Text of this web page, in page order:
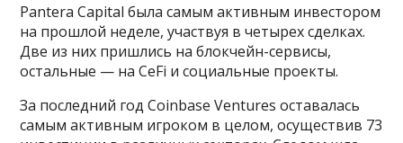
Pantera Capital была самым активным инвестором
на прошлой неделе, участвуя в четырех сделках.
Две из них пришлись на блокчейн-сервисы,
остальные — на CeFi и социальные проекты.
За последний год Coinbase Ventures оставалась
самым активным игроком в целом, осуществив 73